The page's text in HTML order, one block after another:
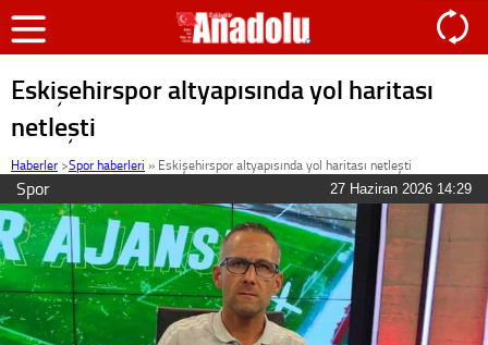
Eskişehirspor altyapısında yol haritası
netleşti
Haberler >Spor haberleri » Eskişehirspor altyapısında yol haritası netleşti
Spor 27 Haziran 2026 14:29